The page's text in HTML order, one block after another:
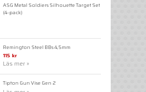
ASG Metal Soldiers Silhouette Target Set
(4-pack)
Remington Steel BBs 4,5mm
115 kr
Läs mer »
Tipton Gun Vise Gen 2